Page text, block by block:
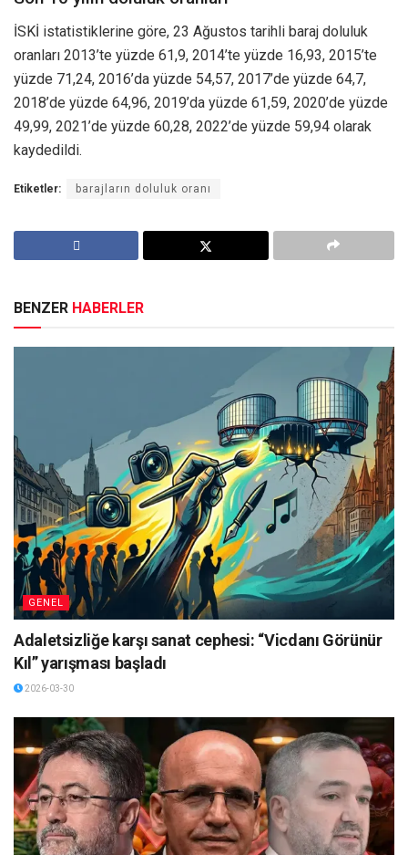
İSKİ istatistiklerine göre, 23 Ağustos tarihli baraj doluluk
oranları 2013’te yüzde 61,9, 2014’te yüzde 16,93, 2015’te
yüzde 71,24, 2016’da yüzde 54,57, 2017’de yüzde 64,7,
2018’de yüzde 64,96, 2019’da yüzde 61,59, 2020’de yüzde
49,99, 2021’de yüzde 60,28, 2022’de yüzde 59,94 olarak
kaydedildi.
Etiketler: barajların doluluk oranı
BENZER HABERLER
GENEL
Adaletsizliğe karşı sanat cephesi: “Vicdanı Görünür
Kıl” yarışması başladı
2026-03-30